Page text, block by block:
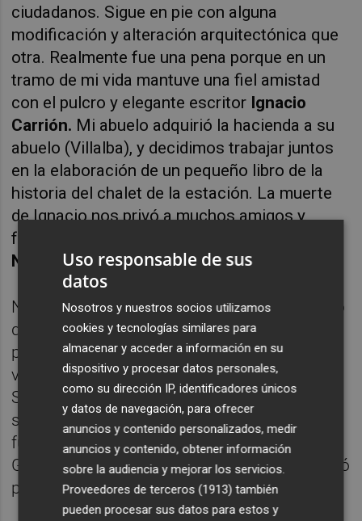
ciudadanos. Sigue en pie con alguna
modificación y alteración arquitectónica que
otra. Realmente fue una pena porque en un
tramo de mi vida mantuve una fiel amistad
con el pulcro y elegante escritor Ignacio
Carrión. Mi abuelo adquirió la hacienda a su
abuelo (Villalba), y decidimos trabajar juntos
en la elaboración de un pequeño libro de la
historia del chalet de la estación. La muerte
de Ignacio nos privó a muchos amigos y
familiares de avanzar en el texto.
Nebot
uno de ellos.
No pude despedirme de él durante el tiempo
que padeció una longeva enfermedad que
puso fin a su vida. Las instituciones
valencianas deberían reconocer su trabajo.
Si no recuerdo mal todos sus cuadernos de
su fina estilográfica de la marca Aurora
fueron a parar a la Universitat de València.
Guardo con cariño un artículo que me dedicó
personalmente sobre la hacienda.
Uso responsable de sus
datos
Nosotros y nuestros socios utilizamos
cookies y tecnologías similares para
almacenar y acceder a información en su
dispositivo y procesar datos personales,
como su dirección IP, identificadores únicos
y datos de navegación, para ofrecer
anuncios y contenido personalizados, medir
anuncios y contenido, obtener información
sobre la audiencia y mejorar los servicios.
Proveedores de terceros (1913) también
pueden procesar sus datos para estos y